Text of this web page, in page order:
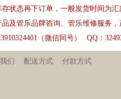
状态再下订单，一般发货时间为汇
及管乐品牌咨询、管乐维修服务
（微信同号） QQ：
们 配送方式 付款方式